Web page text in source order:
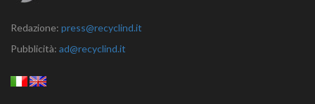
Redazione: press@recyclind.it
Pubblicità: ad@recyclind.it